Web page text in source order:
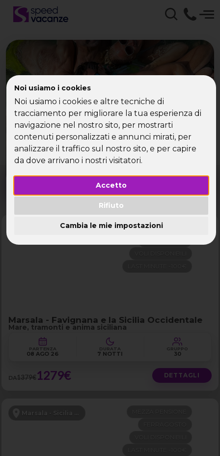
Noi usiamo i cookies
Noi usiamo i cookies e altre tecniche di
tracciamento per migliorare la tua esperienza di
navigazione nel nostro sito, per mostrarti
contenuti personalizzati e annunci mirati, per
analizzare il traffico sul nostro sito, e per capire
da dove arrivano i nostri visitatori.
Accetto
Rifiuto
Cambia le mie impostazioni
Che tipo di vacanza
cerchi?
Scegli la tua destinazione tra le diverse proposte
di Speed Vacanze®
Dove? Quando?
Tutto l'anno
Marsala - Sicilia Occidentale
MEZZA PENSIONE
Marsala - Favignana e la Sicilia Occidentale
Mare, tramonti e anima siciliana
PARTENZA
08 AGO 26
DURATA
7 NOTTI
GRUPPO
30
DA1379€1279€ DETTAGLI
Marsala - Sicilia Occidentale